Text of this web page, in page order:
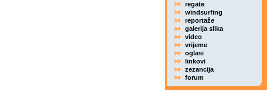
regate
windsurfing
reportaže
galerija slika
video
vrijeme
oglasi
linkovi
zezancija
forum